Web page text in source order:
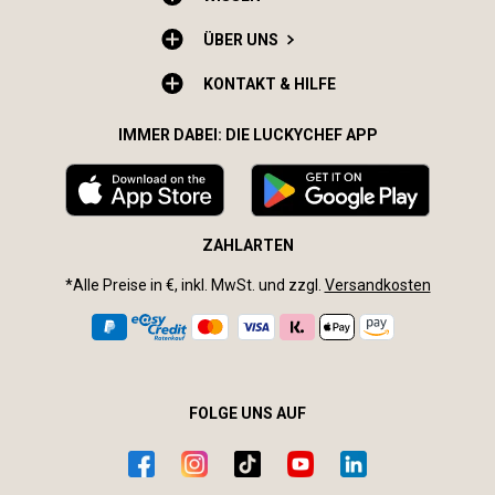
ÜBER UNS
KONTAKT & HILFE
IMMER DABEI: DIE LUCKYCHEF APP
ZAHLARTEN
*Alle Preise in €, inkl. MwSt. und zzgl. Versandkosten
FOLGE UNS AUF